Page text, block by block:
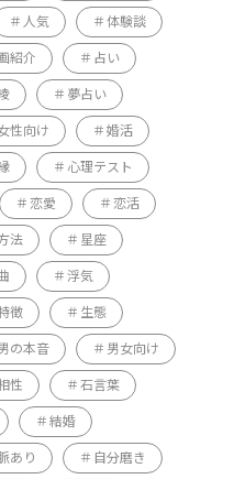
人気 体験談
紹介 占い
夢占い
性向け 婚活
心理テスト
恋愛 恋活
法 星座
浮気
徴 生態
の本音 男女向け
性 石言葉
結婚
あり 自分磨き